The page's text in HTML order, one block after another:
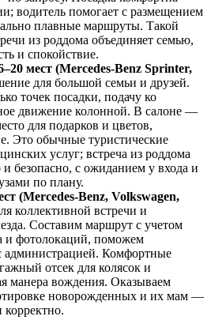
водитель помогает с размещением
плавные маршруты. Такой
из роддома объединяет семью,
и спокойствие.
мест (Mercedes‑Benz Sprinter,
для большой семьи и друзей.
точек посадки, подачу ко
движение колонной. В салоне —
для подарков и цветов,
Это обычные туристические
услуг; встреча из роддома
безопасно, с ожиданием у входа и
по плану.
(Mercedes‑Benz, Volkswagen,
коллективной встречи и
Составим маршрут с учетом
и фотолокаций, поможем
администрацией. Комфортные
отсек для колясок и
манера вождения. Оказываем
новорожденных и их мам —